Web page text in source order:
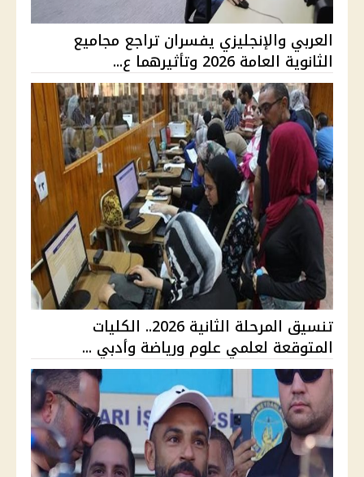
العربي والإنجليزي يفسران تراجع مجاميع
الثانوية العامة 2026 وتأثيرهما ع...
تنسيق المرحلة الثانية 2026.. الكليات
المتوقعة لعلمي علوم ورياضة وأدبي ...